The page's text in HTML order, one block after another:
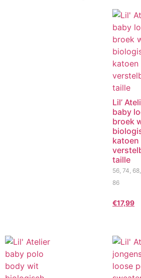
Lil’
baby
broek
katoen
taille
56, 74,
86
€17,99